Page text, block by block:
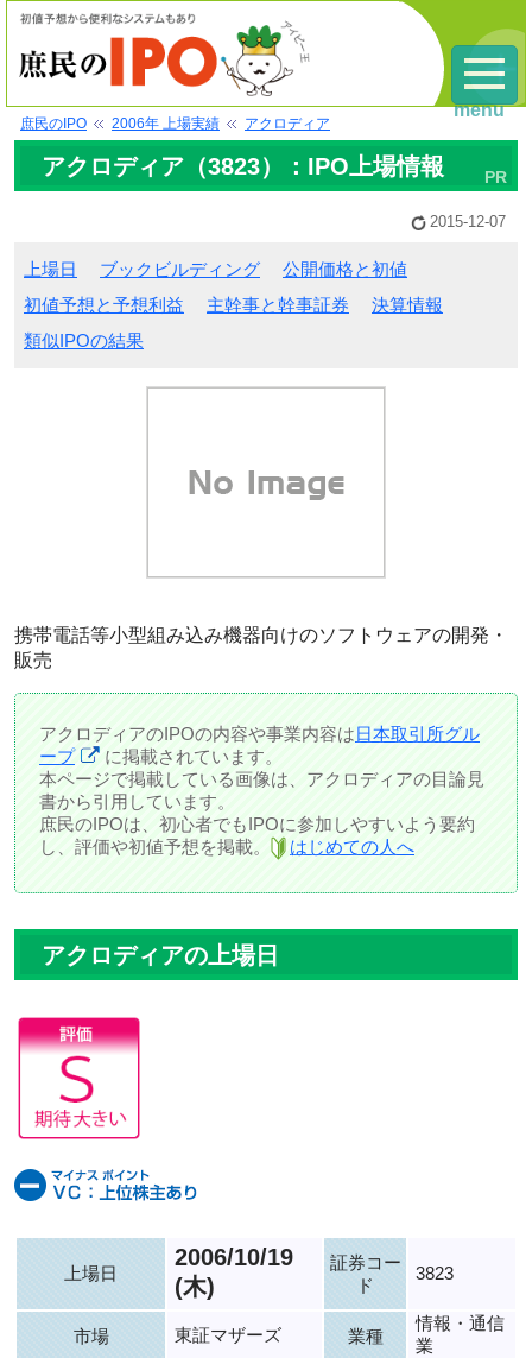
庶民のIPO 2006年 上場実績 アクロディア
アクロディア（3823）：IPO上場情報
2015-12-07
上場日 ブックビルディング
公開価格と初値
初値予想と予想利益
主幹事と幹事証券
決算情報
類似IPOの結果
携帯電話等小型組み込み機器向けのソフトウェアの開発・
販売
アクロディアのIPOの内容や事業内容は日本取引所グル
ープ
に掲載されています。
本ページで掲載している画像は、アクロディアの目論見
書から引用しています。
庶民のIPOは、初心者でもIPOに参加しやすいよう要約
し、評価や初値予想を掲載。
はじめての人へ
アクロディアの上場日
上場日
2006/10/19
(木)
証券コー
ド
3823
市場 東証マザーズ 業種
情報・通信
業
menu